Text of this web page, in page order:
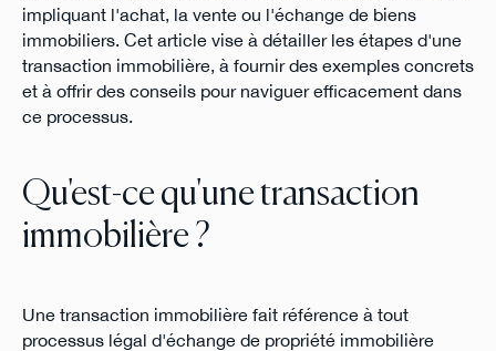
impliquant l'achat, la vente ou l'échange de biens
immobiliers. Cet article vise à détailler les étapes d'une
transaction immobilière, à fournir des exemples concrets
et à offrir des conseils pour naviguer efficacement dans
ce processus.
Qu'est-ce qu'une transaction
immobilière ?
Une transaction immobilière fait référence à tout
processus légal d'échange de propriété immobilière